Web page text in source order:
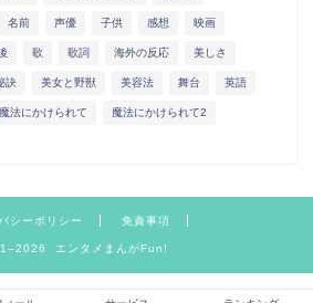
名前 声優 子供 感想 映画
歌 歌詞 海外の反応 美しさ
訣 美女と野獣 美容法 舞台 英語
魔法にかけられて 魔法にかけられて2
シーポリシー 免責事項
エンタメまんがFun!